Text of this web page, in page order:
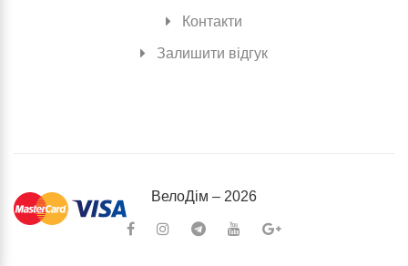
Контакти
Залишити відгук
ВелоДiм – 2026